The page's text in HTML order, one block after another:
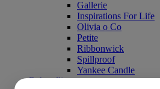
Gallerie
Inspirations For Life
Olivia o Co
Petite
Ribbonwick
Spillproof
Yankee Candle
Behandlingar